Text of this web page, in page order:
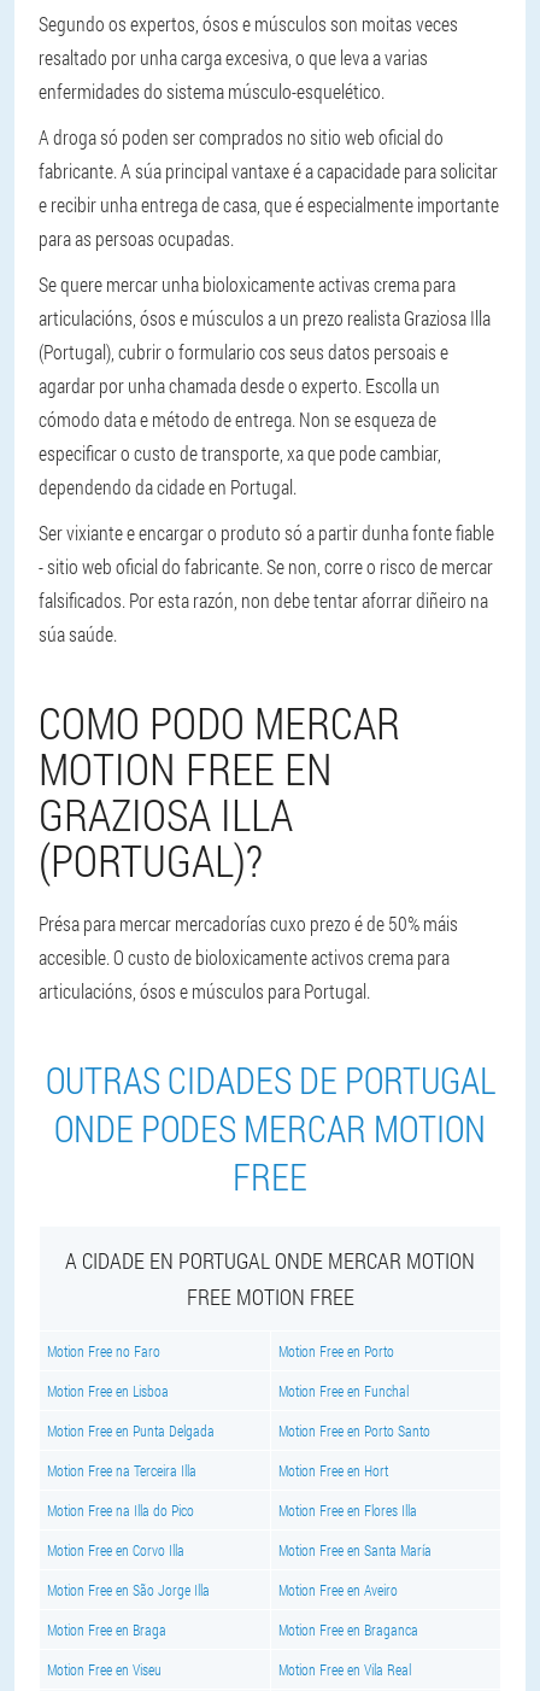
Segundo os expertos, ósos e músculos son moitas veces
resaltado por unha carga excesiva, o que leva a varias
enfermidades do sistema músculo-esquelético.
A droga só poden ser comprados no sitio web oficial do
fabricante. A súa principal vantaxe é a capacidade para solicitar
e recibir unha entrega de casa, que é especialmente importante
para as persoas ocupadas.
Se quere mercar unha bioloxicamente activas crema para
articulacións, ósos e músculos a un prezo realista Graziosa Illa
(Portugal), cubrir o formulario cos seus datos persoais e
agardar por unha chamada desde o experto. Escolla un
cómodo data e método de entrega. Non se esqueza de
especificar o custo de transporte, xa que pode cambiar,
dependendo da cidade en Portugal.
Ser vixiante e encargar o produto só a partir dunha fonte fiable
- sitio web oficial do fabricante. Se non, corre o risco de mercar
falsificados. Por esta razón, non debe tentar aforrar diñeiro na
súa saúde.
COMO PODO MERCAR
MOTION FREE EN
GRAZIOSA ILLA
(PORTUGAL)?
Présa para mercar mercadorías cuxo prezo é de 50% máis
accesible. O custo de bioloxicamente activos crema para
articulacións, ósos e músculos para Portugal.
OUTRAS CIDADES DE PORTUGAL
ONDE PODES MERCAR MOTION
FREE
A CIDADE EN PORTUGAL ONDE MERCAR MOTION
FREE MOTION FREE
Motion Free no Faro Motion Free en Porto
Motion Free en Lisboa Motion Free en Funchal
Motion Free en Punta Delgada Motion Free en Porto Santo
Motion Free na Terceira Illa Motion Free en Hort
Motion Free na Illa do Pico Motion Free en Flores Illa
Motion Free en Corvo Illa Motion Free en Santa María
Motion Free en São Jorge Illa Motion Free en Aveiro
Motion Free en Braga Motion Free en Braganca
Motion Free en Viseu Motion Free en Vila Real